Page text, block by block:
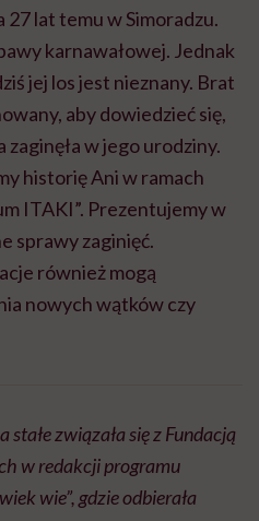
27 lat temu wSimoradzu.
karnawałowej. Jednak
jej los jest nieznany. Brat
aby dowiedzieć się,
zaginęła w jego urodziny.
historię Ani w ramach
ITAKI”. Prezentujemy w
sprawy zaginięć.
również mogą
nowych wątków czy
stałe związała się z Fundacją
w redakcji programu
wie”, gdzie odbierała